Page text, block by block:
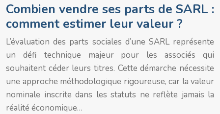
Combien vendre ses parts de SARL :
comment estimer leur valeur ?
L’évaluation des parts sociales d’une SARL représente
un défi technique majeur pour les associés qui
souhaitent céder leurs titres. Cette démarche nécessite
une approche méthodologique rigoureuse, car la valeur
nominale inscrite dans les statuts ne reflète jamais la
réalité économique…